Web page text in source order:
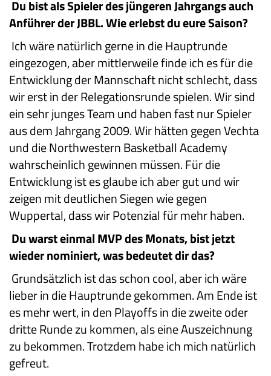
Du bist als Spieler des jüngeren Jahrgangs auch
Anführer der JBBL. Wie erlebst du eure Saison?
Ich wäre natürlich gerne in die Hauptrunde
eingezogen, aber mittlerweile finde ich es für die
Entwicklung der Mannschaft nicht schlecht, dass
wir erst in der Relegationsrunde spielen. Wir sind
ein sehr junges Team und haben fast nur Spieler
aus dem Jahrgang 2009. Wir hätten gegen Vechta
und die Northwestern Basketball Academy
wahrscheinlich gewinnen müssen. Für die
Entwicklung ist es glaube ich aber gut und wir
zeigen mit deutlichen Siegen wie gegen
Wuppertal, dass wir Potenzial für mehr haben.
Du warst einmal MVP des Monats, bist jetzt
wieder nominiert, was bedeutet dir das?
Grundsätzlich ist das schon cool, aber ich wäre
lieber in die Hauptrunde gekommen. Am Ende ist
es mehr wert, in den Playoffs in die zweite oder
dritte Runde zu kommen, als eine Auszeichnung
zu bekommen. Trotzdem habe ich mich natürlich
gefreut.